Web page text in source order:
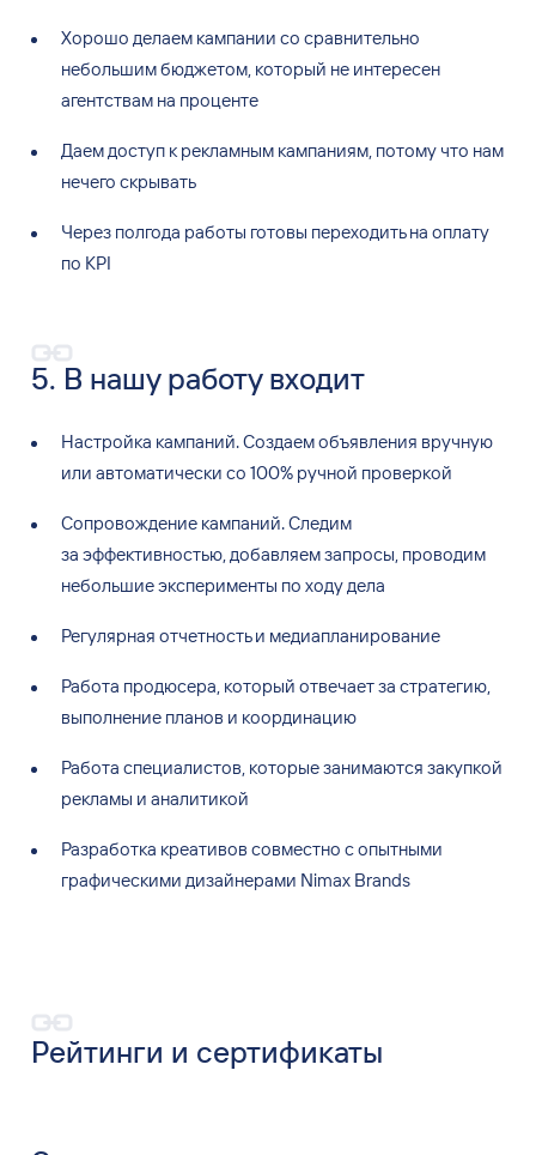
Хорошо делаем кампании со сравнительно
небольшим бюджетом, который не интересен
агентствам на проценте
Даем доступ к рекламным кампаниям, потому что нам
нечего скрывать
Через полгода работы готовы переходить на оплату
по KPI
5. В нашу работу входит
Настройка кампаний. Создаем объявления вручную
или автоматически со 100% ручной проверкой
Сопровождение кампаний. Следим
за эффективностью, добавляем запросы, проводим
небольшие эксперименты по ходу дела
Регулярная отчетность и медиапланирование
Работа продюсера, который отвечает за стратегию,
выполнение планов и координацию
Работа специалистов, которые занимаются закупкой
рекламы и аналитикой
Разработка креативов совместно сопытными
графическими дизайнерами Nimax Brands
Рейтинги и сертификаты